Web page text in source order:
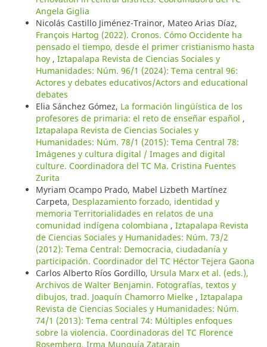
Angela Giglia
Nicolás Castillo Jiménez-Trainor, Mateo Arias Díaz,
François Hartog (2022). Cronos. Cómo Occidente ha
pensado el tiempo, desde el primer cristianismo hasta
hoy , Iztapalapa Revista de Ciencias Sociales y
Humanidades: Núm. 96/1 (2024): Tema central 96:
Actores y debates educativos/Actors and educational
debates
Elia Sánchez Gómez, La formación lingüística de los
profesores de primaria: el reto de enseñar español ,
Iztapalapa Revista de Ciencias Sociales y
Humanidades: Núm. 78/1 (2015): Tema Central 78:
Imágenes y cultura digital / Images and digital
culture. Coordinadora del TC Ma. Cristina Fuentes
Zurita
Myriam Ocampo Prado, Mabel Lizbeth Martínez
Carpeta, Desplazamiento forzado, identidad y
memoria Territorialidades en relatos de una
comunidad indígena colombiana , Iztapalapa Revista
de Ciencias Sociales y Humanidades: Núm. 73/2
(2012): Tema Central: Democracia, ciudadanía y
participación. Coordinador del TC Héctor Tejera Gaona
Carlos Alberto Ríos Gordillo, Ursula Marx et al. (eds.),
Archivos de Walter Benjamin. Fotografías, textos y
dibujos, trad. Joaquín Chamorro Mielke , Iztapalapa
Revista de Ciencias Sociales y Humanidades: Núm.
74/1 (2013): Tema central 74: Múltiples enfoques
sobre la violencia. Coordinadoras del TC Florence
Rosemberg, Irma Munguía Zatarain